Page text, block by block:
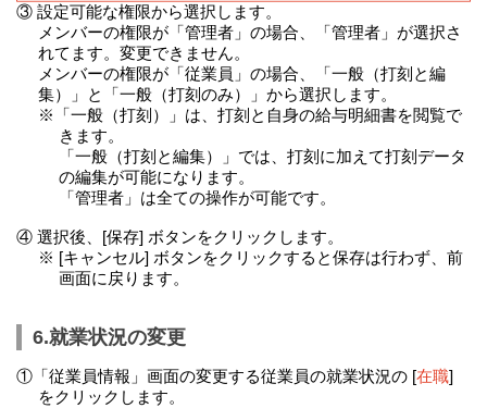
③ 設定可能な権限から選択します。
メンバーの権限が「管理者」の場合、「管理者」が選択さ
れてます。変更できません。
メンバーの権限が「従業員」の場合、「一般（打刻と編
集）」と「一般（打刻のみ）」から選択します。
※「一般（打刻）」は、打刻と自身の給与明細書を閲覧で
きます。
「一般（打刻と編集）」では、打刻に加えて打刻データ
の編集が可能になります。
「管理者」は全ての操作が可能です。
④ 選択後、[保存] ボタンをクリックします。
※ [キャンセル] ボタンをクリックすると保存は行わず、前
画面に戻ります。
6.就業状況の変更
①「従業員情報」画面の変更する従業員の就業状況の [在職]
をクリックします。